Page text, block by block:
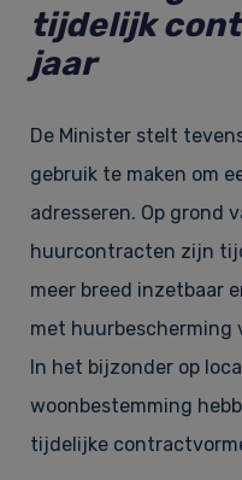
tijdelijk
jaar
De Minister stelt
gebruik te maken om
adresseren. Op grond
huurcontracten zijn
meer breed inzetbaar
met huurbescherming
In het bijzonder op
woonbestemming
tijdelijke